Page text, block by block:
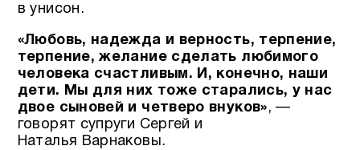
в унисон.
«Любовь, надежда и верность, терпение,
терпение, желание сделать любимого
человека счастливым. И, конечно, наши
дети. Мы для них тоже старались, у нас
двое сыновей и четверо внуков», —
говорят супруги Сергей и
Наталья Варнаковы.